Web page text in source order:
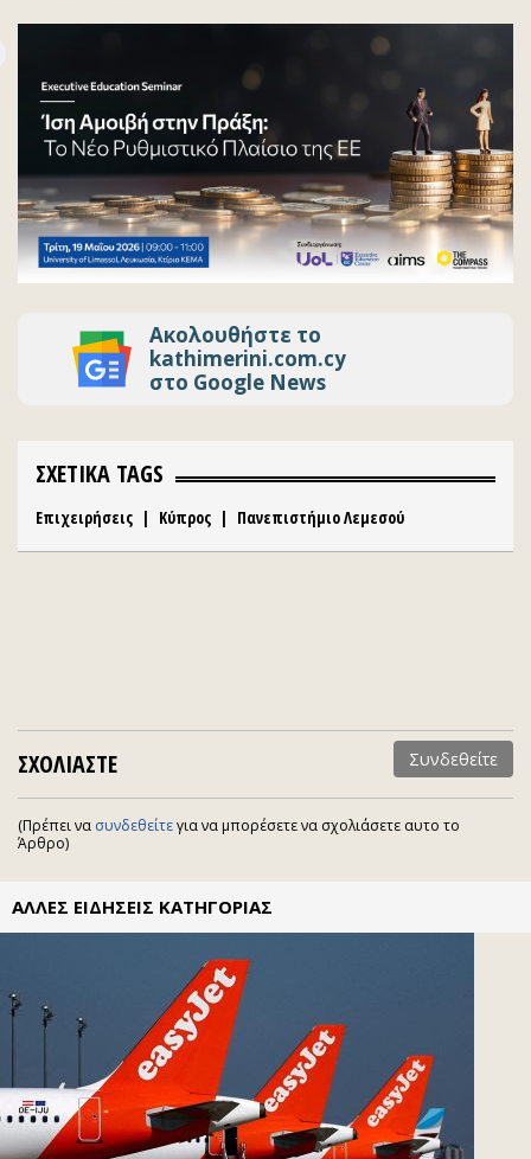
Ακολουθήστε το
kathimerini.com.cy
στο Google News
ΣΧΕΤΙΚΑ TAGS
Επιχειρήσεις | Κύπρος | Πανεπιστήμιο Λεμεσού
ΣΧΟΛΙΑΣΤΕ Συνδεθείτε
(Πρέπει να συνδεθείτεγια να μπορέσετε να σχολιάσετε αυτο το
Άρθρο)
ΑΛΛΕΣ ΕΙΔΗΣΕΙΣ ΚΑΤΗΓΟΡΙΑΣ